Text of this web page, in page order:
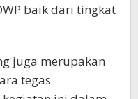
baik dari tingkat
juga merupakan
tegas